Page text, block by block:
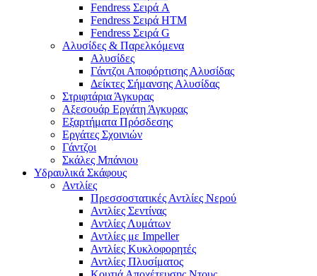
Fendress Σειρά A
Fendress Σειρά HTM
Fendress Σειρά G
Αλυσίδες & Παρελκόμενα
Αλυσίδες
Γάντζοι Αποφόρτισης Αλυσίδας
Δείκτες Σήμανσης Αλυσίδας
Στριφτάρια Άγκυρας
Αξεσουάρ Εργάτη Άγκυρας
Εξαρτήματα Πρόσδεσης
Εργάτες Σχοινιών
Γάντζοι
Σκάλες Μπάνιου
Υδραυλικά Σκάφους
Αντλίες
Πρεσσοστατικές Αντλίες Νερού
Αντλίες Σεντίνας
Αντλίες Λυμάτων
Αντλίες με Impeller
Αντλίες Κυκλοφορητές
Αντλίες Πλυσίματος